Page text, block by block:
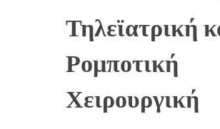
Τηλεϊατρική
Ρομποτική
Χειρουργική